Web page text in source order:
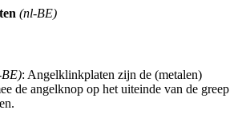
(nl-BE)
: Angelklinkplaten zijn de (metalen)
de angelknop op het uiteinde van de greep